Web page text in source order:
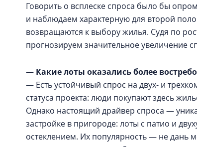
Говорить о всплеске спроса было бы
и наблюдаем характерную для второй
возвращаются к выбору жилья. Судя по
прогнозируем значительное увеличение
— Какие лоты оказались более
— Есть устойчивый спрос на двух- и
статуса проекта: люди покупают здесь
Однако настоящий драйвер спроса —
застройке в пригороде: лоты с патио и
остеклением. Их популярность — не дань